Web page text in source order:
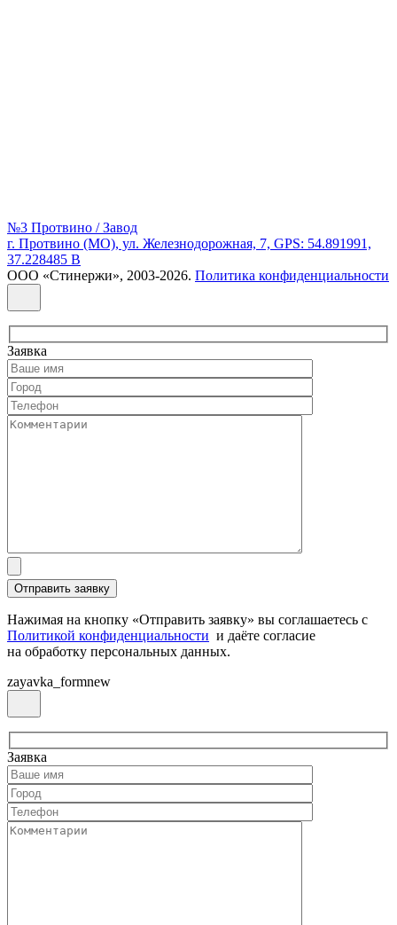
№3 Протвино / Завод
г. Протвино (МО), ул. Железнодорожная, 7, GPS: 54.891991,
37.228485 В
ООО «Стинержи», 2003-2026. Политика конфиденциальности
Заявка
Нажимая на кнопку «Отправить заявку» вы соглашаетесь с
Политикой конфиденциальности и даёте согласие
на обработку персональных данных.
zayavka_formnew
Заявка